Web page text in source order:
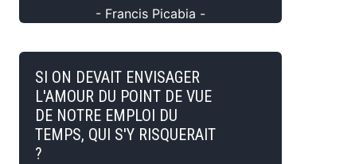
- Francis Picabia -
SI ON DEVAIT ENVISAGER
L'AMOUR DU POINT DE VUE
DE NOTRE EMPLOI DU
TEMPS, QUI S'Y RISQUERAIT
?